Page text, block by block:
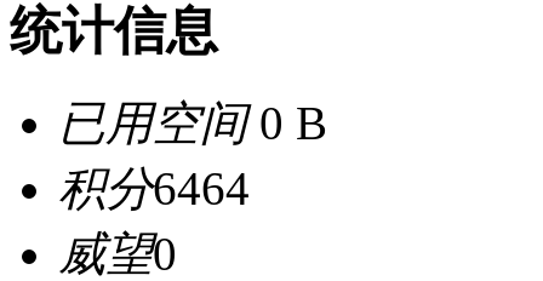
统计信息
已用空间0 B
积分6464
威望0